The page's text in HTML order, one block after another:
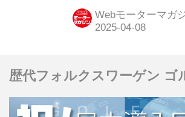
点「オフィチーネ・フ
マセラティ」を新設し
製作されたワンオフモ
ェロ “Less is
Webモーターマガ
歴代フォルクスワーゲン ゴ